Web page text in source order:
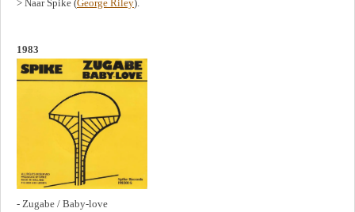
> Naar Spike (George Riley).
1983
- Zugabe / Baby-love